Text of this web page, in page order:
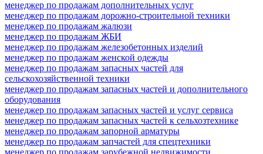
менеджер по продажам дополнительных услуг
менеджер по продажам дорожно-строительной техники
менеджер по продажам жалюзи
менеджер по продажам ЖБИ
менеджер по продажам железобетонных изделий
менеджер по продажам женской одежды
менеджер по продажам запасных частей для
сельскохозяйственной техники
менеджер по продажам запасных частей и дополнительного
оборудования
менеджер по продажам запасных частей и услуг сервиса
менеджер по продажам запасных частей к сельхозтехнике
менеджер по продажам запорной арматуры
менеджер по продажам запчастей для спецтехники
менеджер по продажам зарубежной недвижимости